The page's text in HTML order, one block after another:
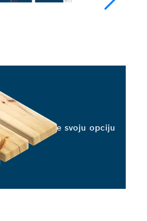
Odaberite svoju opciju